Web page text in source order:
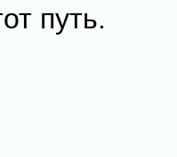
путь.